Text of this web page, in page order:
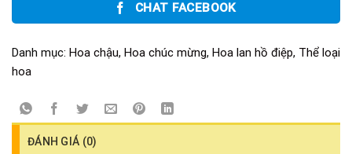
CHAT FACEBOOK
Danh mục: Hoa chậu, Hoa chúc mừng, Hoa lan hồ điệp, Thể loại
hoa
ĐÁNH GIÁ (0)